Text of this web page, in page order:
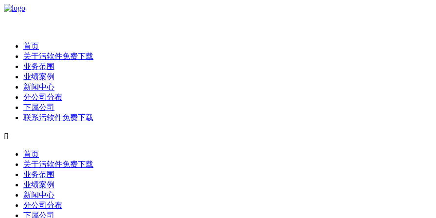
首页
关于污软件免费下载
业务范围
业绩案例
新闻中心
分公司分布
下属公司
联系污软件免费下载

首页
关于污软件免费下载
业务范围
业绩案例
新闻中心
分公司分布
下属公司